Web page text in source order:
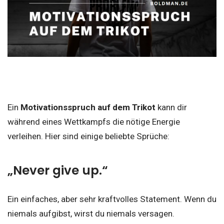
Ein Motivationsspruch auf dem Trikot kann dir
während eines Wettkampfs die nötige Energie
verleihen. Hier sind einige beliebte Sprüche:
„Never give up.“
Ein einfaches, aber sehr kraftvolles Statement. Wenn du
niemals aufgibst, wirst du niemals versagen.